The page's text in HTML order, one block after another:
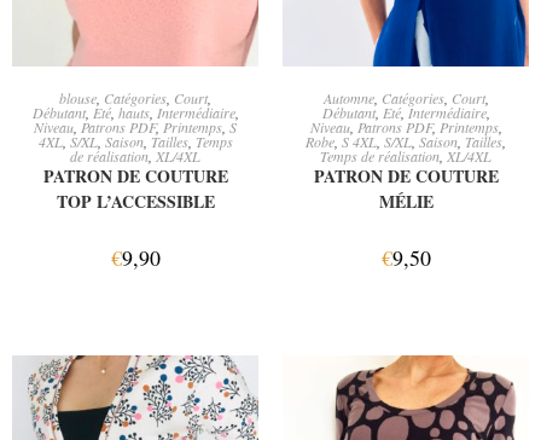
AJOUTER AU PANIER
blouse Catégories Court
Débutant, Eté, hauts, Intermédiaire,
Niveau Patrons PDF, Printemps S
4XL, S/XL, Saison, Tailles, Temps
de réalisation XL/4XL
PATRON DE COUTURE
TOP L’ACCESSIBLE
€9,90
AJOUTER AU PANIER
Automne, Catégories, Court,
Débutant, Eté, Intermédiaire,
Niveau, Patrons PDF, Printemps,
Robe S 4XL S/XL Saison Tailles
Temps de réalisation XL/4XL
PATRON DE COUTURE
MÉLIE
€9,50